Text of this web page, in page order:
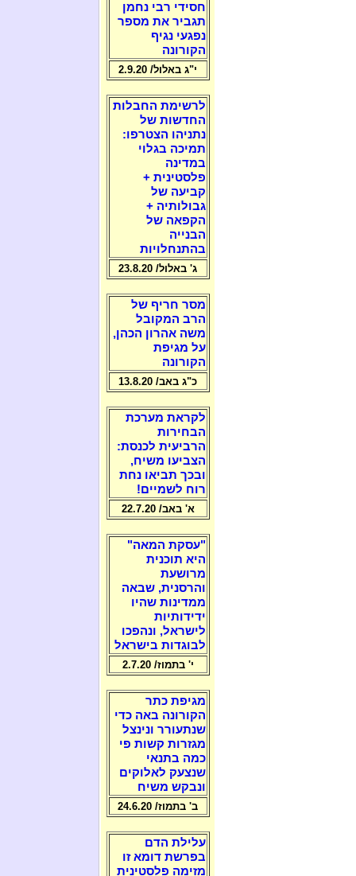
חסידי רבי נחמן
תגביר את מספר
נפגעי נגיף
הקורונה
י"ג באלול/ 2.9.20
לרשימת החבלות
החדשות של
נתניהו הצטרפו:
תמיכה בגלוי
במדינה
פלסטינית +
קביעה של
גבולותיה +
הקפאה של
הבנייה
בהתנחלויות
ג' באלול/ 23.8.20
מסר חריף של
הרב המקובל
משה אהרון הכהן,
על מגיפת
הקורונה
כ"ג באב/ 13.8.20
לקראת מערכת
הבחירות
הרביעית לכנסת:
הצביעו משיח,
ובכך תביאו נחת
רוח לשמיים!
א' באב/ 22.7.20
"עסקת המאה"
היא תוכנית
מרושעת
והרסנית, שבאה
ממדינות שהיו
ידידותיות
לישראל, ונהפכו
לבוגדות בישראל
י' בתמוז/ 2.7.20
מגיפת כתר
הקורונה באה כדי
שנתעורר ונינצל
מגזרות קשות פי
כמה בתנאי
שנצעק לאלוקים
ונבקש משיח
ב' בתמוז/ 24.6.20
עלילת הדם
בפרשת דומא זו
מזימה פלסטינית